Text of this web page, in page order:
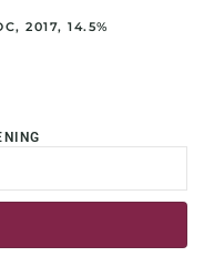
2017, 14.5%